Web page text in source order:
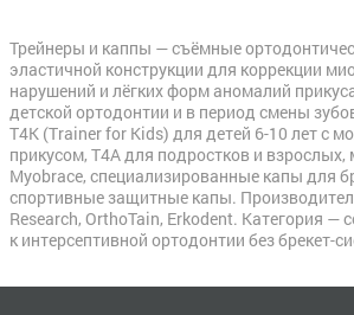
Трейнеры и каппы — съёмные
эластичной конструкции для коррекции
нарушений и лёгких форм аномалий
детской ортодонтии и в период смены
T4K (Trainer for Kids) для детей 6-10 лет с
прикусом, T4A для подростков и
Myobrace, специализированные капы для
спортивные защитные капы.
Research, OrthoTain, Erkodent. Категория —
к интерсептивной ортодонтии без брекет-